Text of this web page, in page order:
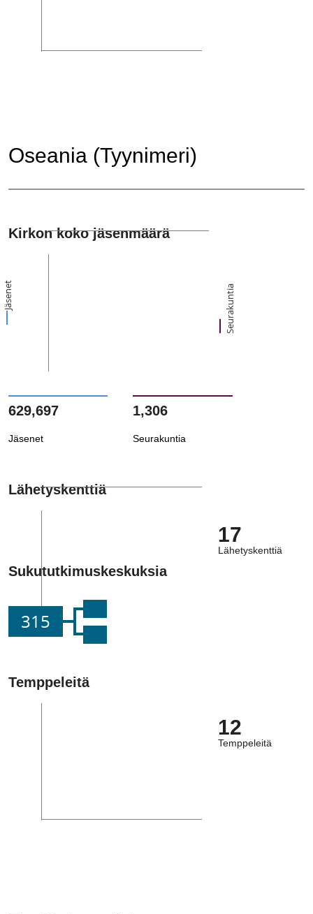
Oseania (Tyynimeri)
Kirkon koko jäsenmäärä
Jäsenet Seurakuntia
629,697
Jäsenet
1,306
Seurakuntia
Lähetyskenttiä
17
Lähetyskenttiä
Sukututkimuskeskuksia
315
Temppeleitä
12
Temppeleitä